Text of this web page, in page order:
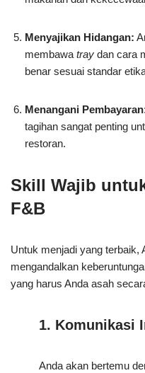
Menyajikan Hidangan:
membawa tray dan cara
benar sesuai standar
Menangani
tagihan sangat penting
restoran.
Skill Wajib
F&B
Untuk menjadi yang terbaik,
mengandalkan
yang harus Anda asah
1. Komunikasi
Anda akan bertemu